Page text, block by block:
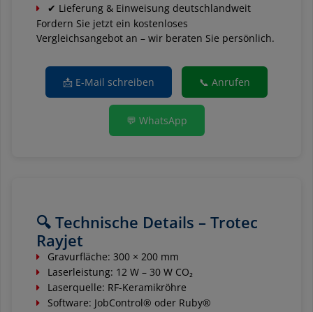
✔ Lieferung & Einweisung deutschlandweit
Fordern Sie jetzt ein kostenloses
Vergleichsangebot an – wir beraten Sie persönlich.
📩 E-Mail schreiben 📞 Anrufen
💬 WhatsApp
🔍 Technische Details – Trotec
Rayjet
Gravurfläche: 300 × 200 mm
Laserleistung: 12 W – 30 W CO₂
Laserquelle: RF-Keramikröhre
Software: JobControl® oder Ruby®